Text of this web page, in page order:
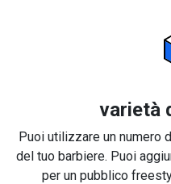
varietà
Puoi utilizzare un numero
del tuo barbiere. Puoi
per un pubblico